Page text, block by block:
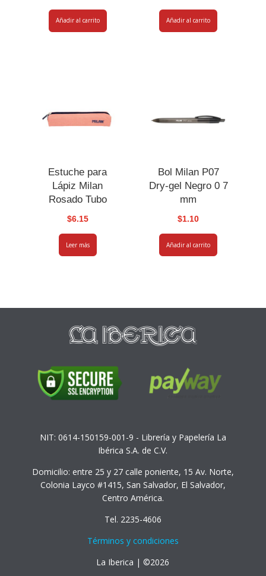
Añadir al carrito Añadir al carrito
Estuche para
Lápiz Milan
Rosado Tubo
$6.15
Leer más
Bol Milan P07
Dry-gel Negro 0 7
mm
$1.10
Añadir al carrito
NIT: 0614-150159-001-9 - Librería y Papelería La
Ibérica S.A. de C.V.
Domicilio: entre 25 y 27 calle poniente, 15 Av. Norte,
Colonia Layco #1415, San Salvador, El Salvador,
Centro América.
Tel. 2235-4606
Términos y condiciones
La Iberica | ©2026